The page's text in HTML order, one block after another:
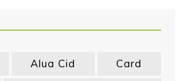
Alua Cid
Card